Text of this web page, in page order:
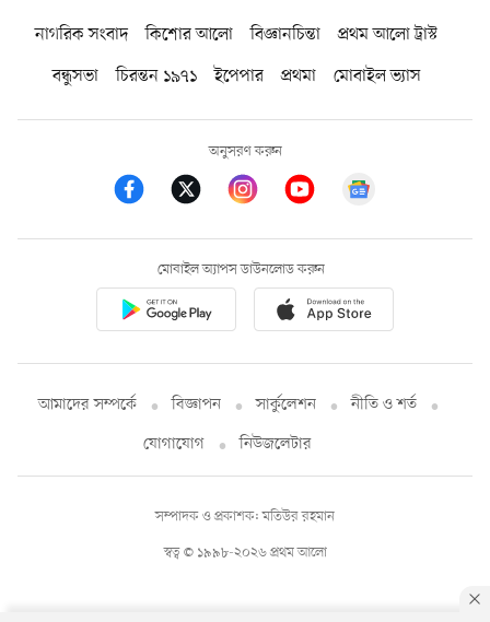
নাগরিক সংবাদ কিশোর আলো বিজ্ঞানচিন্তা
প্রথম আলো ট্রাস্ট
বন্ধুসভা
চিরন্তন ১৯৭১ ইপেপার প্রথমা মোবাইল ভ্যাস
অনুসরণ করুন
মোবাইল অ্যাপস ডাউনলোড করুন
আমাদের সম্পর্কে বিজ্ঞাপন সার্কুলেশন
নীতি ও শর্ত
যোগাযোগ
নিউজলেটার
স্বত্ব © ১৯৯৮-২০২৬ প্রথম আলো
সম্পাদক ও প্রকাশক: মতিউর রহমান